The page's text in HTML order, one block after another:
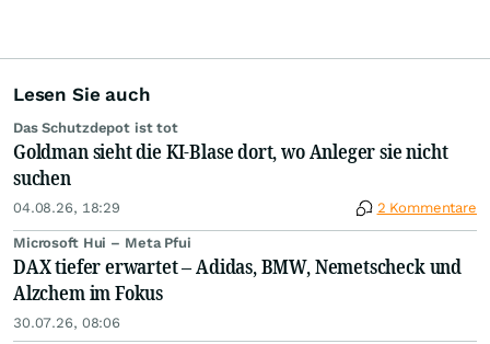
Lesen Sie auch
Das Schutzdepot ist tot
Goldman sieht die KI-Blase dort, wo Anleger sie nicht
suchen
04.08.26, 18:29 2 Kommentare
Microsoft Hui – Meta Pfui
DAX tiefer erwartet – Adidas, BMW, Nemetscheck und
Alzchem im Fokus
30.07.26, 08:06